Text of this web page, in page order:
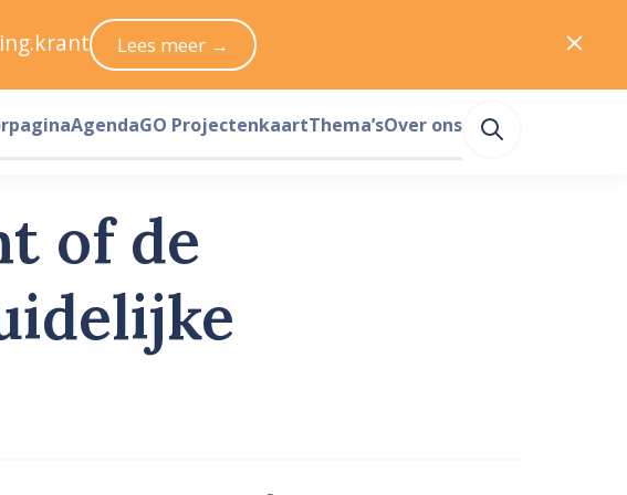
of de
Lees meer →
AgendaGO ProjectenkaartThema’sOver ons